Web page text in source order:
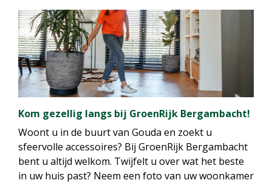
Kom gezellig langs bij GroenRijk Bergambacht!
Woont u in de buurt van Gouda en zoekt u
sfeervolle accessoires? Bij GroenRijk Bergambacht
bent u altijd welkom. Twijfelt u over wat het beste
in uw huis past? Neem een foto van uw woonkamer